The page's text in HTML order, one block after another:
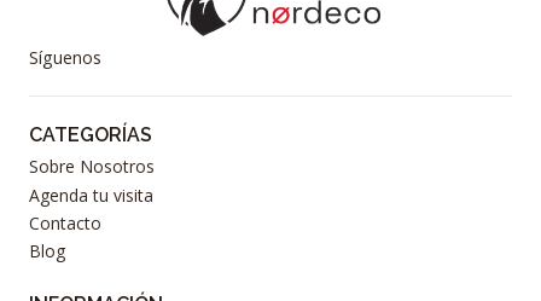
Síguenos
CATEGORÍAS
Sobre Nosotros
Agenda tu visita
Contacto
Blog